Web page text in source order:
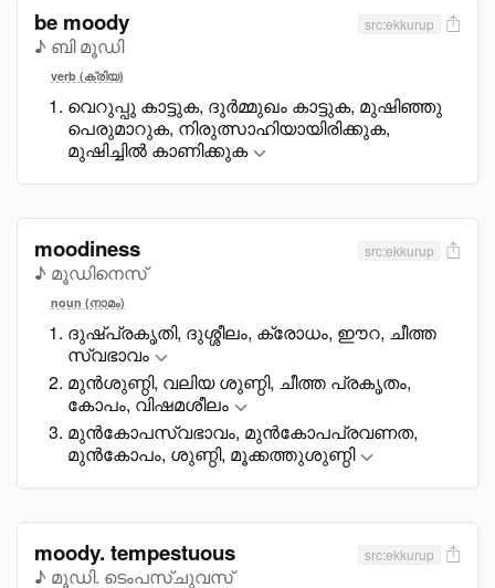
be moody
♪ ബി മൂഡി
src:ekkurup
verb (ക്രിയ)
വെറുപ്പു കാട്ടുക, ദുർമ്മുഖം കാട്ടുക, മുഷിഞ്ഞു
പെരുമാറുക, നിരുത്സാഹിയായിരിക്കുക,
മുഷിച്ചിൽ കാണിക്കുക
moodiness
♪ മൂഡിനെസ്
src:ekkurup
noun (നാമം)
ദുഷ്പ്രകൃതി, ദുശ്ശീലം, ക്രോധം, ഈറ, ചീത്ത
സ്വഭാവം
മുൻശുണ്ഠി, വലിയ ശുണ്ഠി, ചീത്ത പ്രകൃതം,
കോപം, വിഷമശീലം
മുൻകോപസ്വഭാവം, മുൻകോപപ്രവണത,
മുൻകോപം, ശുണ്ഠി, മൂക്കത്തുശുണ്ഠി
moody. tempestuous
♪ മൂഡി. ടെംപസ്ചുവസ്
src:ekkurup